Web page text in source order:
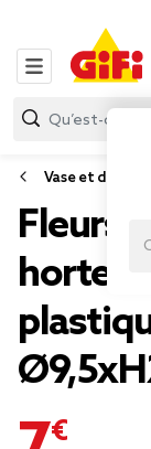
Vase et déco
Fleurs
7,90 €